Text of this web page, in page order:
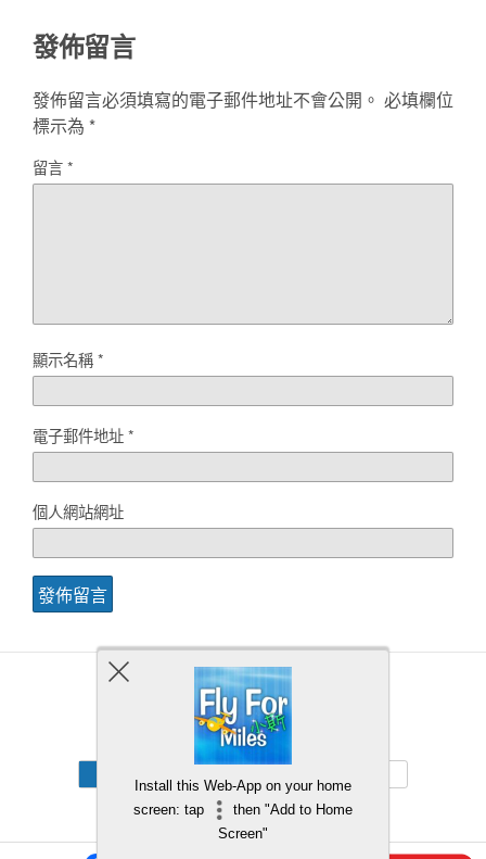
發佈留言
發佈留言必須填寫的電子郵件地址不會公開。 必填欄位
標示為 *
留言*
顯示名稱*
電子郵件地址*
個人網站網址
Back to top
Install this Web-App on your home
screen: tap
then "Add to Home
Screen"